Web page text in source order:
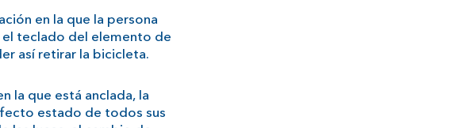
en la que la persona
teclado del elemento de
así retirar la bicicleta.
la que está anclada, la
estado de todos sus